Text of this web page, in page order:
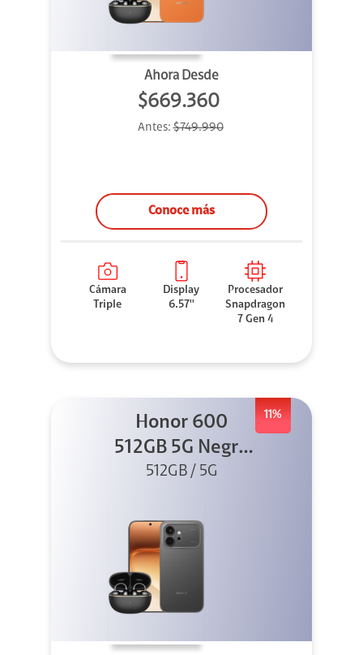
Ahora Desde
$669.360
Antes:$749.990
Conoce más
Cámara
Triple
Display
6.57''
Procesador
Snapdragon
7 Gen 4
11%
Honor 600
512GB 5G Negro
+ Clip 2
512GB / 5G